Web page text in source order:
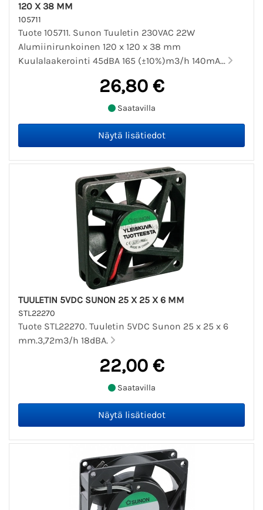
120 X 38 MM
105711
Tuote 105711. Sunon Tuuletin 230VAC 22W
Alumiinirunkoinen 120 x 120 x 38 mm
Kuulalaakerointi 45dBA 165 (±10%)m3/h 140mA...
26,80 €
Saatavilla
TUULETIN 5VDC SUNON 25 X 25 X 6 MM
STL22270
Tuote STL22270. Tuuletin 5VDC Sunon 25 x 25 x 6
mm.3,72m3/h 18dBA.
22,00 €
Saatavilla